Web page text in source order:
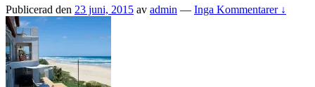
Publicerad den 23 juni, 2015 av admin — Inga Kommentarer ↓